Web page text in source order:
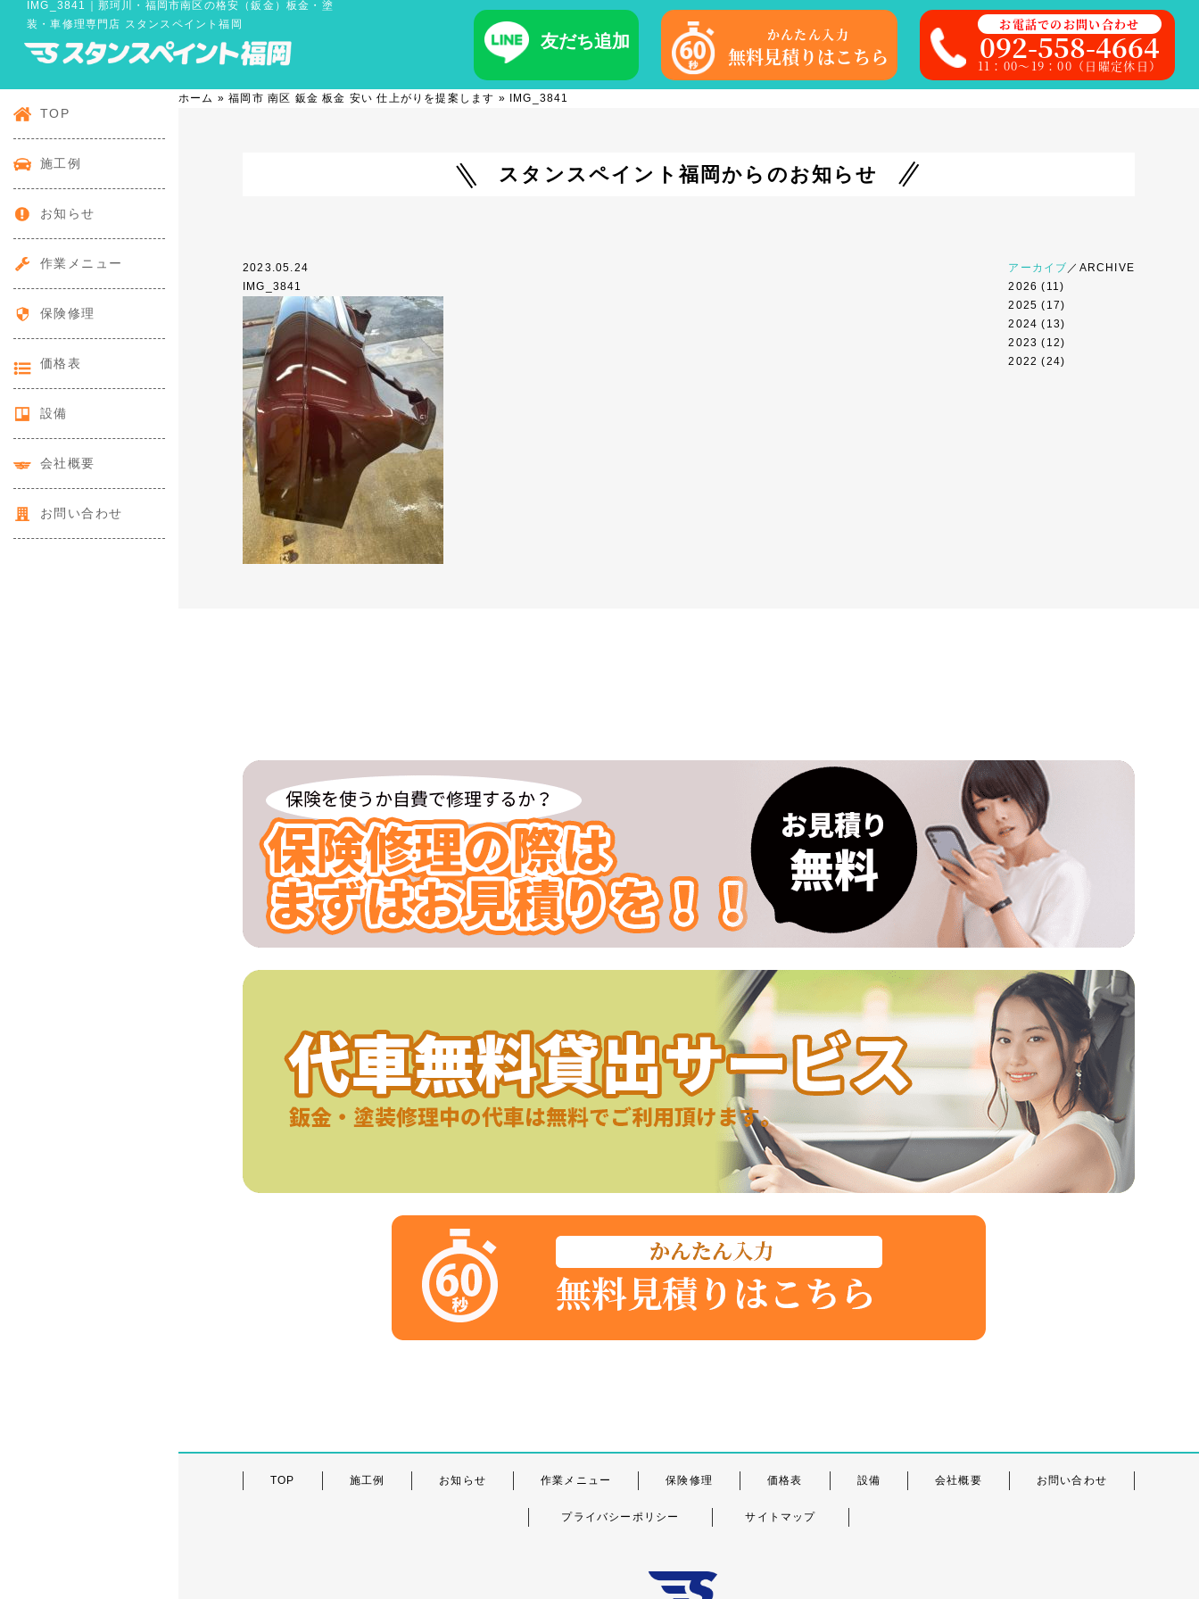
IMG_3841｜那珂川・福岡市南区の格安（鈑金）板金・塗
装・車修理専門店 スタンスペイント福岡
友だち追加 かんたん入力
無料見積りはこちら
お電話でのお問い合わせ
092-558-4664
11：00～19：00（日曜定休日）
TOP
施工例
お知らせ
作業メニュー
保険修理
価格表
設備
会社概要
お問い合わせ
ホーム »福岡市 南区 鈑金 板金 安い 仕上がりを提案します » IMG_3841
スタンスペイント福岡からのお知らせ
2023.05.24
IMG_3841
アーカイブ ／ARCHIVE
2026 (11)
2025 (17)
2024 (13)
2023 (12)
2022 (24)
TOP 施工例 お知らせ 作業メニュー 保険修理 価格表 設備 会社概要 お問い合わせ
プライバシーポリシー サイトマップ